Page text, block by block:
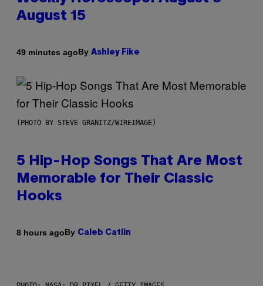
August 15
49 minutes agoBy Ashley Fike
(PHOTO BY STEVE GRANITZ/WIREIMAGE)
5 Hip-Hop Songs That Are Most
Memorable for Their Classic
Hooks
8 hours agoBy Caleb Catlin